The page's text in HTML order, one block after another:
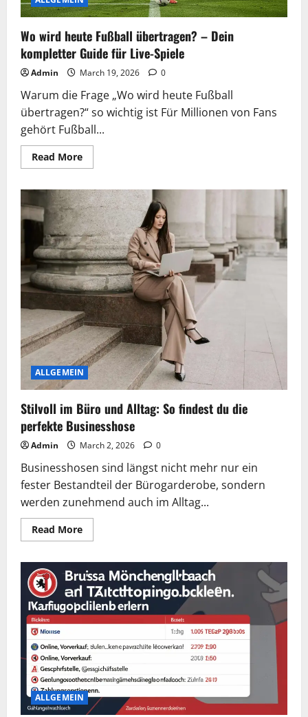
Wo wird heute Fußball übertragen? – Dein
kompletter Guide für Live-Spiele
Admin March 19, 2026 0
Warum die Frage „Wo wird heute Fußball
übertragen?“ so wichtig ist Für Millionen von Fans
gehört Fußball...
Read MoreRead
more
wird
heute
Fußball
übertragen?
–
Dein
kompletter
Guide
für
Live-
Spiele
ALLGEMEIN
Stilvoll im Büro und Alltag: So findest du die
perfekte Businesshose
Admin March 2, 2026 0
Businesshosen sind längst nicht mehr nur ein
fester Bestandteil der Bürogarderobe, sondern
werden zunehmend auch im Alltag...
Read MoreRead
more
Büro
und
Alltag:
So
findest
du
perfekte
Businesshose
ALLGEMEIN